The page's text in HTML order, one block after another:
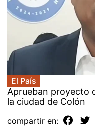
El País
Aprueban proyecto
la ciudad de Colón
compartir en: